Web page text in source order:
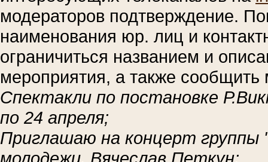
модераторов подтверждение.
наименования юр. лиц и
ограничиться названием и
мероприятия, а также
Спектакли по постановке
по 24 апреля;
Приглашаю на концерт группы